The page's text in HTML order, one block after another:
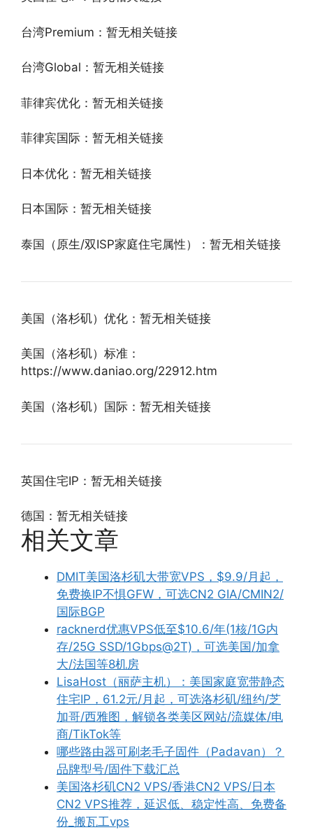
台湾Premium：暂无相关链接
台湾Global：暂无相关链接
菲律宾优化：暂无相关链接
菲律宾国际：暂无相关链接
日本优化：暂无相关链接
日本国际：暂无相关链接
泰国（原生/双ISP家庭住宅属性）：暂无相关链接
美国（洛杉矶）优化：暂无相关链接
美国（洛杉矶）标准：
https://www.daniao.org/22912.htm
美国（洛杉矶）国际：暂无相关链接
英国住宅IP：暂无相关链接
德国：暂无相关链接
相关文章
DMIT美国洛杉矶大带宽VPS，$9.9/月起，
免费换IP不惧GFW，可选CN2 GIA/CMIN2/
国际BGP
racknerd优惠VPS低至$10.6/年(1核/1G内
存/25G SSD/1Gbps@2T)，可选美国/加拿
大/法国等8机房
LisaHost（丽萨主机）：美国家庭宽带静态
住宅IP，61.2元/月起，可选洛杉矶/纽约/芝
加哥/西雅图，解锁各类美区网站/流媒体/电
商/TikTok等
哪些路由器可刷老毛子固件（Padavan）？
品牌型号/固件下载汇总
美国洛杉矶CN2 VPS/香港CN2 VPS/日本
CN2 VPS推荐，延迟低、稳定性高、免费备
份_搬瓦工vps